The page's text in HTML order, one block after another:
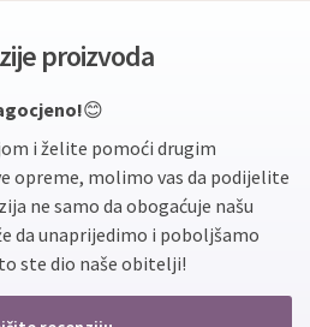
proizvoda
😊
i želite pomoći drugim
opreme, molimo vas da podijelite
ne samo da obogaćuje našu
da unaprijedimo i poboljšamo
ste dio naše obitelji!